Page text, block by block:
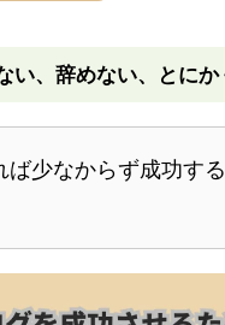
い、辞めない、とに
ば少なからず成功す